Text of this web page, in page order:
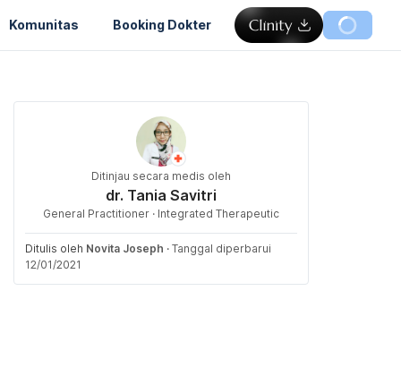
Komunitas Booking Dokter
Ditinjau secara medis oleh
dr. Tania Savitri
General Practitioner · Integrated Therapeutic
Ditulis oleh Novita Joseph · Tanggal diperbarui
12/01/2021